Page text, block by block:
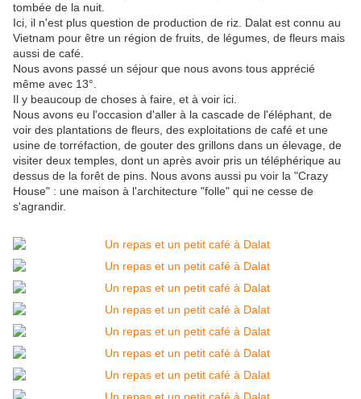
tombée de la nuit.
Ici, il n'est plus question de production de riz. Dalat est connu au
Vietnam pour être un région de fruits, de légumes, de fleurs mais
aussi de café.
Nous avons passé un séjour que nous avons tous apprécié
même avec 13°.
Il y beaucoup de choses à faire, et à voir ici.
Nous avons eu l'occasion d'aller à la cascade de l'éléphant, de
voir des plantations de fleurs, des exploitations de café et une
usine de torréfaction, de gouter des grillons dans un élevage, de
visiter deux temples, dont un après avoir pris un téléphérique au
dessus de la forêt de pins. Nous avons aussi pu voir la "Crazy
House" : une maison à l'architecture "folle" qui ne cesse de
s'agrandir.